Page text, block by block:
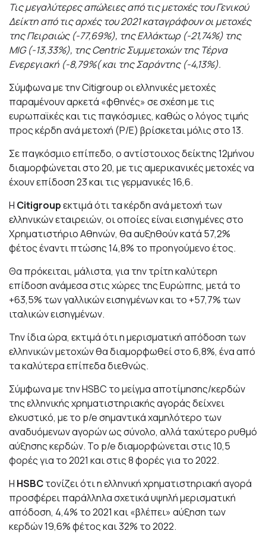
Τις μεγαλύτερες απώλειες από τις μετοχές του Γενικού
Δείκτη από τις αρχές του 2021 καταγράφουν οι μετοχές
της Πειραιώς (-77,69%), της Ελλάκτωρ (-21,74%) της
MIG (-13,33%), της Centric Συμμετοχών της Τέρνα
Ενερεγιακή (-8,79%( και της Σαράντης (-4,13%).
Σύμφωνα με την Citigroup οι ελληνικές μετοχές
παραμένουν αρκετά «φθηνές» σε σχέση με τις
ευρωπαϊκές και τις παγκόσμιες, καθώς ο λόγος τιμής
προς κέρδη ανά μετοχή (P/E) βρίσκεται μόλις στο 13.
Σε παγκόσμιο επίπεδο, ο αντίστοιχος δείκτης 12μήνου
διαμορφώνεται στο 20, με τις αμερικανικές μετοχές να
έχουν επίδοση 23 και τις γερμανικές 16,6.
Η Citigroupεκτιμά ότι τα κέρδη ανά μετοχή των
ελληνικών εταιρειών, οι οποίες είναι εισηγμένες στο
Χρηματιστήριο Αθηνών, θα αυξηθούν κατά 57,2%
φέτος έναντι πτώσης 14,8% το προηγούμενο έτος.
Θα πρόκειται, μάλιστα, για την τρίτη καλύτερη
επίδοση ανάμεσα στις χώρες της Ευρώπης, μετά το
+63,5% των γαλλικών εισηγμένων και το +57,7% των
ιταλικών εισηγμένων.
Την ίδια ώρα, εκτιμά ότι η μερισματική απόδοση των
ελληνικών μετοχών θα διαμορφωθεί στο 6,8%, ένα από
τα καλύτερα επίπεδα διεθνώς.
Σύμφωνα με την HSBC το μείγμα αποτίμησης/κερδών
της ελληνικής χρηματιστηριακής αγοράς δείχνει
ελκυστικό, με το p/e σημαντικά χαμηλότερο των
αναδυόμενων αγορών ως σύνολο, αλλά ταχύτερο ρυθμό
αύξησης κερδών. Το p/e διαμορφώνεται στις 10,5
φορές για το 2021 και στις 8 φορές για το 2022.
Η HSBCτονίζει ότι η ελληνική χρηματιστηριακή αγορά
προσφέρει παράλληλα σχετικά υψηλή μερισματική
απόδοση, 4,4% το 2021 και «βλέπει» αύξηση των
κερδών 19,6% φέτος και 32% το 2022.